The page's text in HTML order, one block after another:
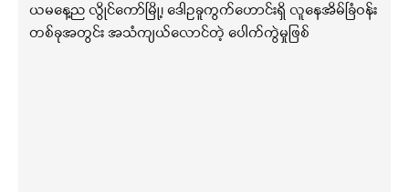
ယမနေ့ည လွိုင်ကော်မြို့၊ ဒေါဥခူကွက်ဟောင်းရှိ လူနေအိမ်ခြံဝန်း
တစ်ခုအတွင်း အသံကျယ်လောင်တဲ့ ပေါက်ကွဲမှုဖြစ်